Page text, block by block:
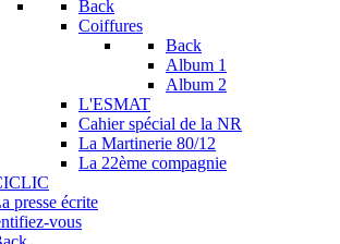
Back
Coiffures
Back
Album 1
Album 2
L'ESMAT
Cahier spécial de la NR
La Martinerie 80/12
La 22ème compagnie
presse écrite
vous